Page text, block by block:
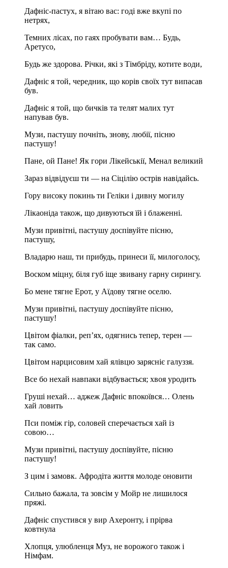
Дафніс-пастух, я вітаю вас: годі вже вкупі по
нетрях,
Темних лісах, по гаях пробувати вам… Будь,
Аретусо,
Будь же здорова. Річки, які з Тімбріду, котите води,
Дафніс я той, чередник, що корів своїх тут випасав
був.
Дафніс я той, що бичків та телят малих тут
напував був.
Музи, пастушу почніть, знову, любії, пісню
пастушу!
Пане, ой Пане! Як гори Лікейськії, Менал великий
Зараз відвідуєш ти — на Сіцілію острів навідайсь.
Гору високу покинь ти Геліки і дивну могилу
Лікаоніда також, що дивуються їй і блаженні.
Музи привітні, пастушу доспівуйте пісню,
пастушу,
Владарю наш, ти прибудь, принеси її, милоголосу,
Воском міцну, біля губ іще звивану гарну сирингу.
Бо мене тягне Ерот, у Аїдову тягне оселю.
Музи привітні, пастушу доспівуйте пісню,
пастушу!
Цвітом фіалки, реп’ях, одягнись тепер, терен —
так само.
Цвітом нарцисовим хай ялівцю зарясніє галуззя.
Все бо нехай навпаки відбувається; хвоя уродить
Груші нехай… аджеж Дафніс впокоївся… Олень
хай ловить
Пси поміж гір, соловей сперечається хай із
совою…
Музи привітні, пастушу доспівуйте, пісню
пастушу!
З цим і замовк. Афродіта життя молоде оновити
Сильно бажала, та зовсім у Мойр не лишилося
пряжі.
Дафніс спустився у вир Ахеронту, і прірва
ковтнула
Хлопця, улюбленця Муз, не ворожого також і
Німфам.